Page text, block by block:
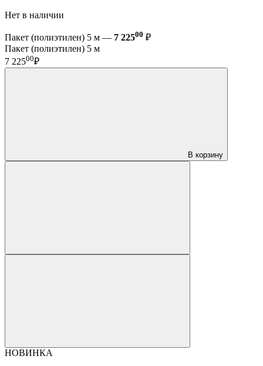
Нет в наличии
Пакет (полиэтилен) 5 м — 7 22500 ₽
Пакет (полиэтилен) 5 м
7 22500₽
В корзину
НОВИНКА